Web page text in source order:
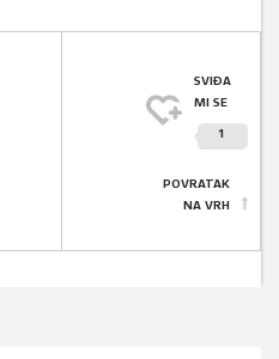
SVIĐA
MI SE
1
POVRATAK
NA VRH